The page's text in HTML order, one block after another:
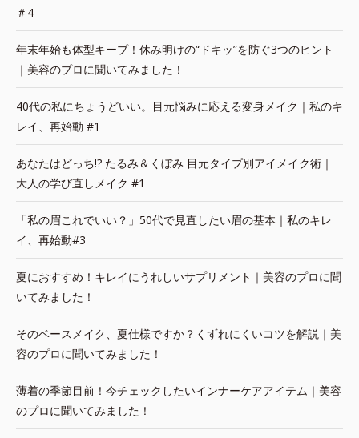
＃4
年末年始も体型キープ！休み明けの“ドキッ”を防ぐ3つのヒント
｜美容のプロに聞いてみました！
40代の私にちょうどいい。目元悩みに応える変身メイク｜私のキ
レイ、再始動 #1
あなたはどっち!? たるみ＆くぼみ 目元タイプ別アイメイク術｜
大人の学び直しメイク #1
「私の眉これでいい？」50代で見直したい眉の基本｜私のキレ
イ、再始動#3
夏におすすめ！キレイにうれしいサプリメント｜美容のプロに聞
いてみました！
そのベースメイク、夏仕様ですか？くずれにくいコツを解説｜美
容のプロに聞いてみました！
薄着の季節目前！今チェックしたいインナーケアアイテム｜美容
のプロに聞いてみました！